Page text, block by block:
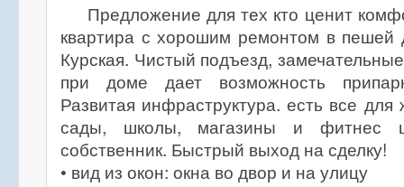
Предложение для тех кто ценит
квартира с хорошим ремонтом в пешей
Курская. Чистый подъезд,
при доме дает возможность
Развитая инфраструктура. есть все
сады, школы, магазины и фитнес
собственник. Быстрый выход на сделку!
• вид из окон: окна во двор и на улицу